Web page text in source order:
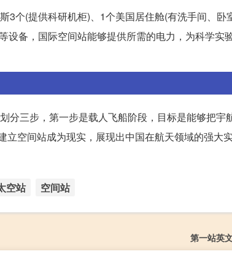
3个(提供科研机柜)、1个美国居住舱(有洗手间、卧
备，国际空间站能够提供所需的电力，为科学实
分三步，第一步是载人飞船阶段，目标是能够把宇
空间站成为现实，展现出中国在航天领域的强大
空站 空间站
第一站英